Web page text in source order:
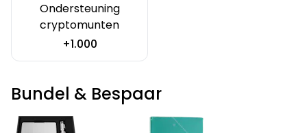
Ondersteuning
cryptomunten
+1.000
Bundel & Bespaar